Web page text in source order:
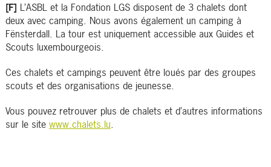
[F] L’ASBL et la Fondation LGS disposent de 3 chalets dont
deux avec camping. Nous avons également un camping à
Fënsterdall. La tour est uniquement accessible aux Guides et
Scouts luxembourgeois.
Ces chalets et campings peuvent être loués par des groupes
scouts et des organisations de jeunesse.
Vous pouvez retrouver plus de chalets et d’autres informations
sur le site www.chalets.lu.